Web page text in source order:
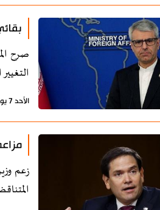
الأحد 7 يونيو 2026 - 17:41 بتوقيت طهران
زعم